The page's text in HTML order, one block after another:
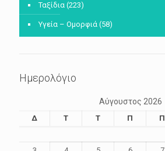
Ταξίδια (223)
Υγεία – Ομορφιά (58)
Ημερολόγιο
Αύγουστος 2026
Δ Τ Τ Π Π